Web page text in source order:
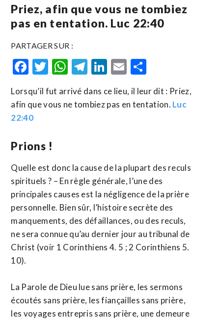
Priez, afin que vous ne tombiez
pas en tentation. Luc 22:40
PARTAGER SUR :
Facebook
Twitter
WhatsApp
Telegram
LinkedIn
Email
Lorsqu’il fut arrivé dans ce lieu, il leur dit : Priez,
afin que vous ne tombiez pas en tentation. Luc
22:40
Prions !
Quelle est donc la cause de la plupart des reculs
spirituels ? – En règle générale, l’une des
principales causes est la négligence de la prière
personnelle. Bien sûr, l’histoire secrète des
manquements, des défaillances, ou des reculs,
ne sera connue qu’au dernier jour au tribunal de
Christ (voir 1 Corinthiens 4. 5 ; 2 Corinthiens 5.
10).
La Parole de Dieu lue sans prière, les sermons
écoutés sans prière, les fiançailles sans prière,
les voyages entrepris sans prière, une demeure